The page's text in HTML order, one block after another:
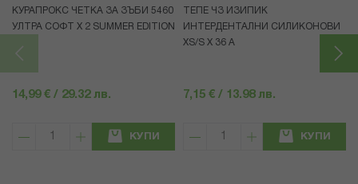
КУРАПРОКС ЧЕТКА ЗА ЗЪБИ 5460
УЛТРА СОФТ Х 2 SUMMER EDITION
14,99 € / 29.32 лв.
КУПИ
ТЕПЕ ЧЗ ИЗИПИК
ИНТЕРДЕНТАЛНИ СИЛИКОНОВИ
XS/S Х 36 А
7,15 € / 13.98 лв.
КУПИ